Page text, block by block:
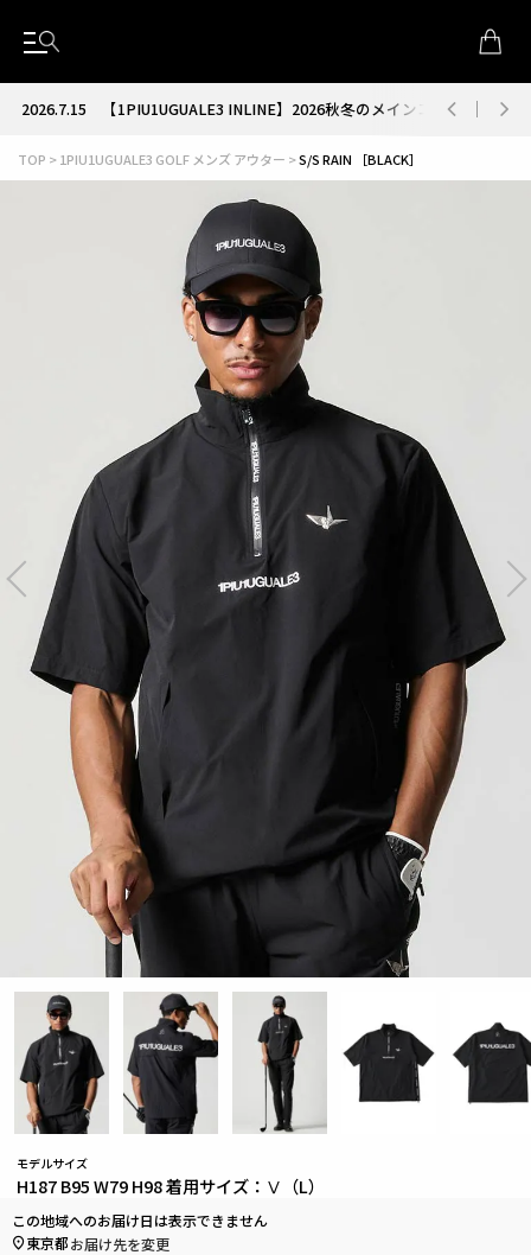
2026.7.15【1PIU1UGUALE3 INLINE】2026秋冬のメインコレクションが
TOP 1PIU1UGUALE3 GOLF メンズ アウター S/S RAIN ［BLACK］
モデルサイズ
H187 B95 W79 H98 着用サイズ：Ⅴ（L）
この地域へのお届け日は表示できません
東京都お届け先を変更